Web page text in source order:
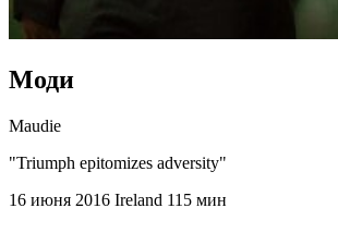
Моди
Maudie
"Triumph epitomizes adversity"
16 июня 2016 Ireland 115 мин